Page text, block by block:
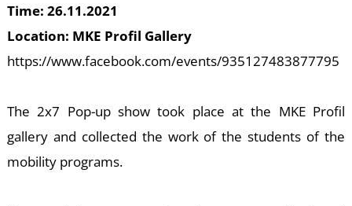
Time: 26.11.2021
Location: MKE Profil Gallery
https://www.facebook.com/events/935127483877795
The 2x7 Pop-up show took place at the MKE Profil
gallery and collected the work of the students of the
mobility programs.